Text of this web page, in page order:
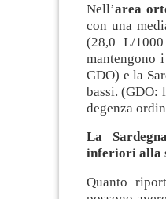
Nell’area
con una
(28,0 L/
mantengono
GDO) e la
bassi. (GDO:
degenza
La
inferiori alla
Quanto